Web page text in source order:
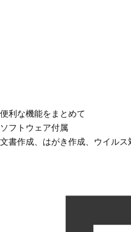
便利な機能をまとめて
ソフトウェア付属
文書作成、はがき作成、ウイル